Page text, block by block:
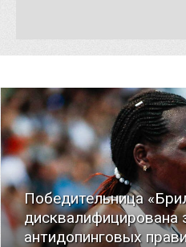
Победительница
дисквалифицирована
антидопинговых